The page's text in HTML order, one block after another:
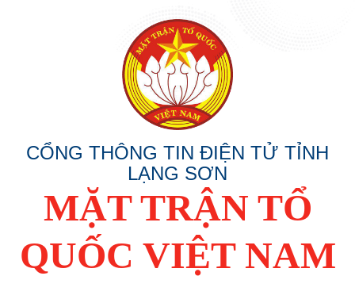
CỔNG THÔNG TIN ĐIỆN TỬ TỈNH
LẠNG SƠN
MẶT TRẬN TỔ
QUỐC VIỆT NAM